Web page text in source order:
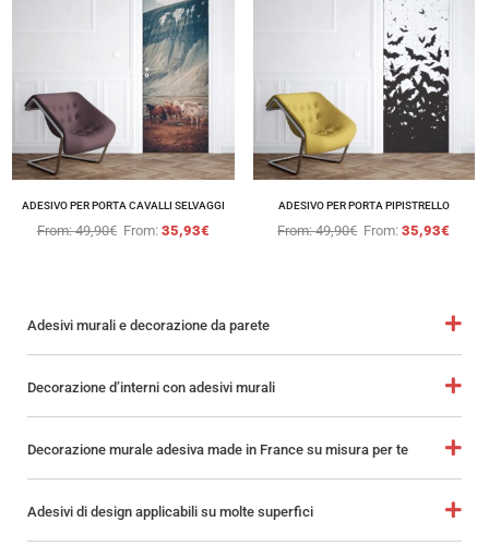
ADESIVO PER PORTA CAVALLI SELVAGGI
From:49,90€ From: 35,93€
ADESIVO PER PORTA PIPISTRELLO
From:49,90€ From:35,93€
Adesivi murali e decorazione da parete
Decorazione d’interni con adesivi murali
Decorazione murale adesiva made in France su misura per te
Adesivi di design applicabili su molte superfici